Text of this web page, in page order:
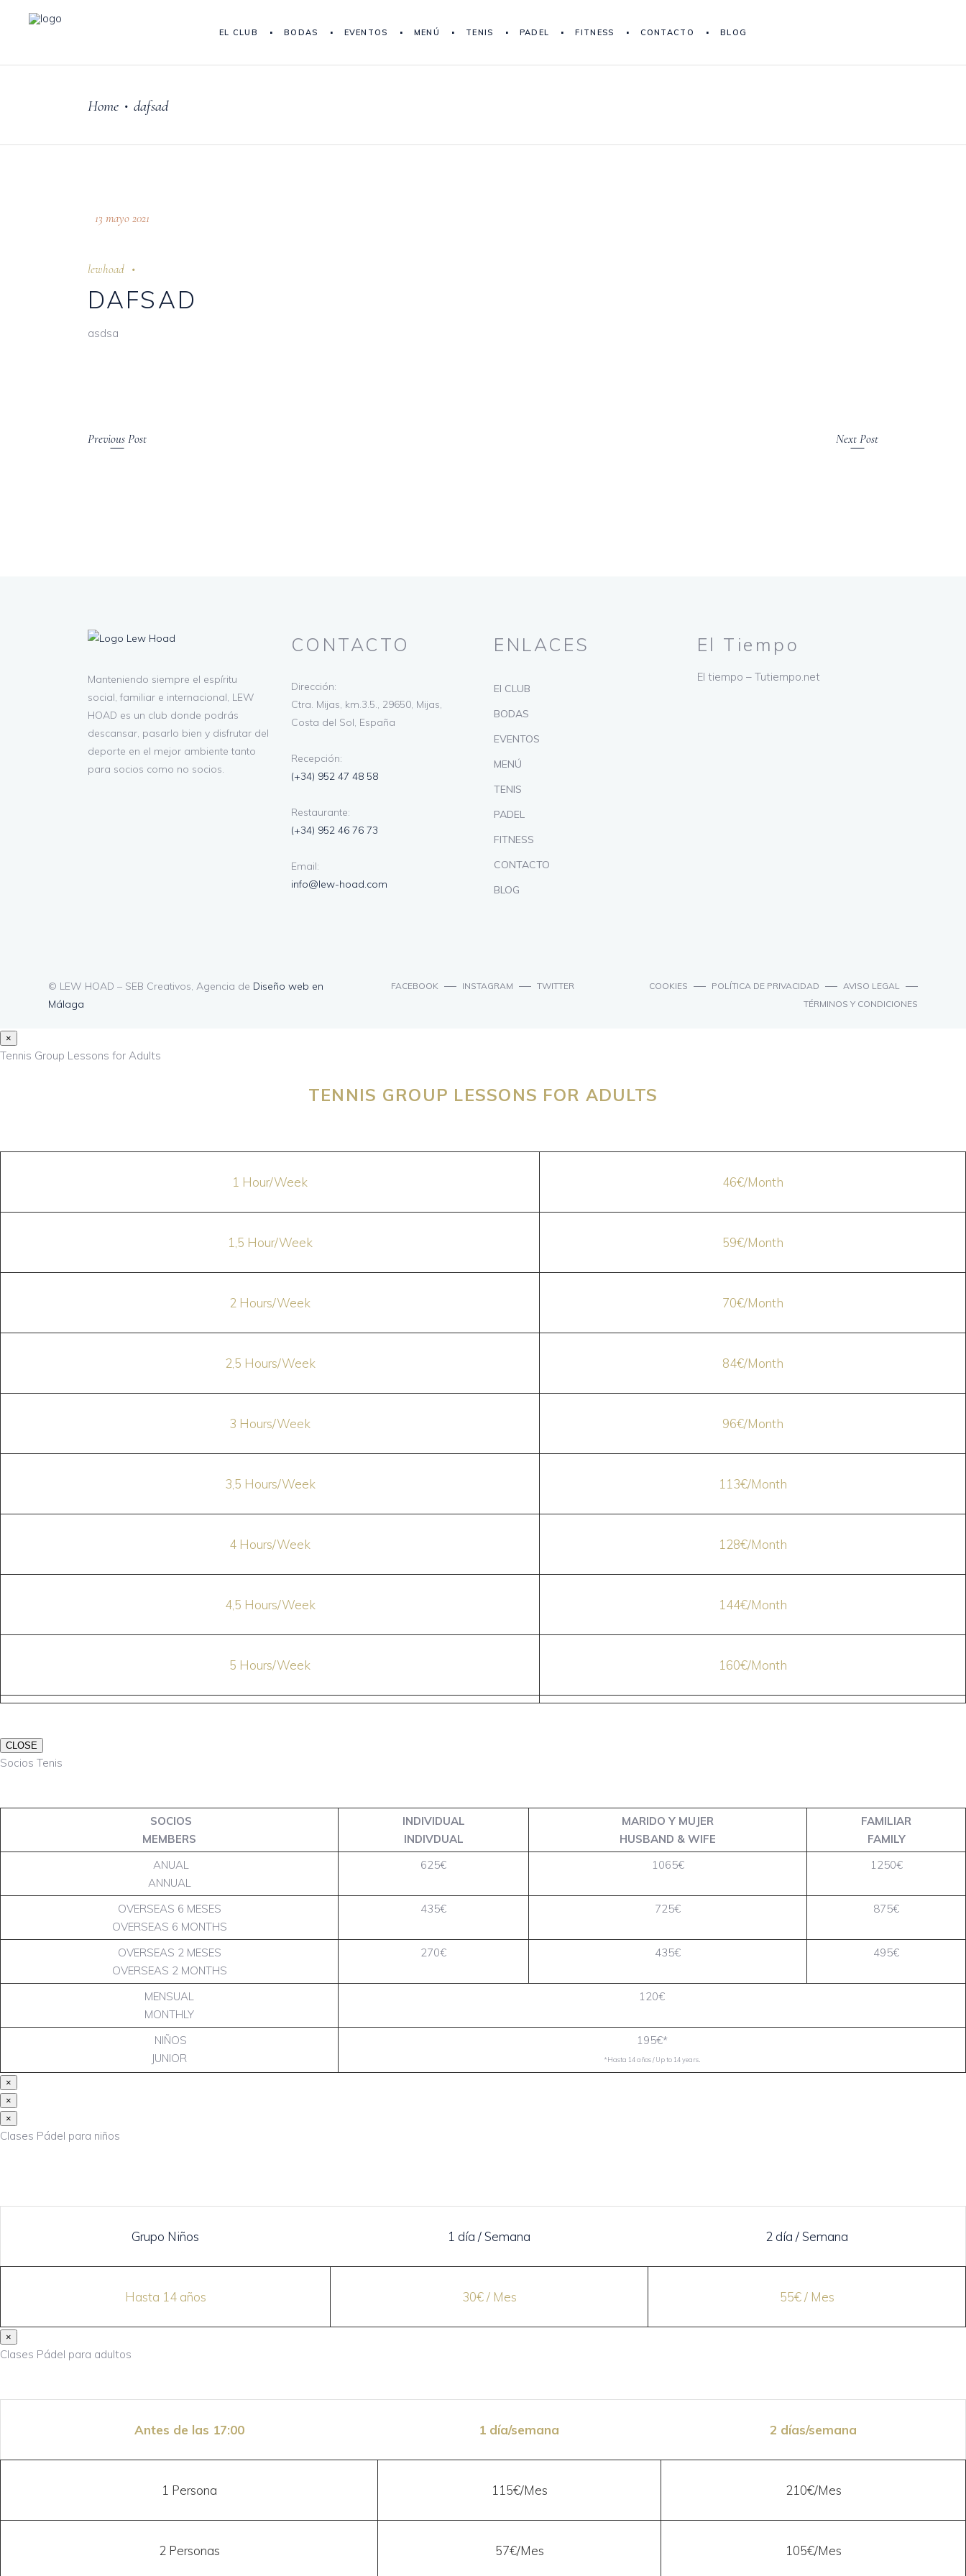
EL CLUB BODAS EVENTOS MENÚ TENIS PADEL FITNESS CONTACTO BLOG
Home • dafsad
13 mayo 2021
lewhoad
DAFSAD
asdsa
Previous Post Next Post
Manteniendo siempre el espíritu
social, familiar e internacional, LEW
HOAD es un club donde podrás
descansar, pasarlo bien y disfrutar del
deporte en el mejor ambiente tanto
para socios como no socios.
CONTACTO
Dirección:
Ctra. Mijas, km.3.5., 29650, Mijas,
Costa del Sol, España
Recepción:
(+34) 952 47 48 58
Restaurante:
(+34) 952 46 76 73
Email:
info@lew-hoad.com
ENLACES
El CLUB
BODAS
EVENTOS
MENÚ
TENIS
PADEL
FITNESS
CONTACTO
BLOG
El Tiempo
El tiempo – Tutiempo.net
© LEW HOAD – SEB Creativos, Agencia de Diseño web en
Málaga
FACEBOOK INSTAGRAM TWITTER COOKIES POLÍTICA DE PRIVACIDAD
AVISO LEGAL
TÉRMINOS Y CONDICIONES
×
Tennis Group Lessons for Adults
TENNIS GROUP LESSONS FOR ADULTS
1 Hour/Week 46€/Month
1,5 Hour/Week 59€/Month
2 Hours/Week 70€/Month
2,5 Hours/Week 84€/Month
3 Hours/Week 96€/Month
3,5 Hours/Week 113€/Month
4 Hours/Week 128€/Month
4,5 Hours/Week 144€/Month
5 Hours/Week 160€/Month
CLOSE
Socios Tenis
SOCIOS
MEMBERS
INDIVIDUAL
INDIVDUAL
MARIDO Y MUJER
HUSBAND & WIFE
FAMILIAR
FAMILY
ANUAL
ANNUAL
625€ 1065€ 1250€
OVERSEAS 6 MESES
OVERSEAS 6 MONTHS
435€ 725€ 875€
OVERSEAS 2 MESES
OVERSEAS 2 MONTHS
270€ 435€ 495€
MENSUAL
MONTHLY
120€
NIÑOS
JUNIOR
195€*
*Hasta 14 años / Up to 14 years.
×
×
×
Clases Pádel para niños
Grupo Niños 1 día / Semana 2 día / Semana
Hasta 14 años 30€ / Mes 55€ / Mes
×
Clases Pádel para adultos
Antes de las 17:00 1 día/semana 2 días/semana
1 Persona 115€/Mes 210€/Mes
2 Personas 57€/Mes 105€/Mes